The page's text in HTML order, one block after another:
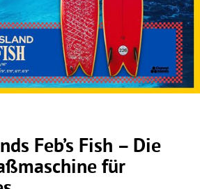
Feb’s Fish – Die
für